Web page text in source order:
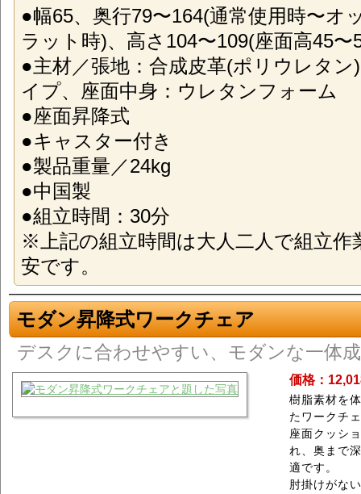
●幅65、奥行79〜164(通常使用時〜オ
ラット時)、高さ104〜109(座面高45〜
●主材／張地：合成皮革(ポリウレタ
イプ、座面中身：ウレタンフォーム
●座面昇降式
●キャスター付き
●製品重量／24kg
●中国製
●組立時間：30分
※上記の組立時間は大人二人で組立作
安です。
モダン昇降式ワークチェア
デスクに合わせやすい、モダンな一体
価格：
樹脂素材を
たワークチ
座面クッシ
れ、奥まで
適です。
肘掛けがな